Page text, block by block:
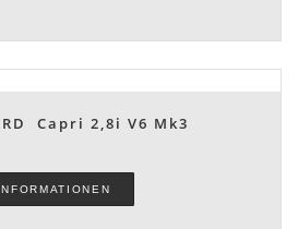
Capri 2,8i V6 Mk3